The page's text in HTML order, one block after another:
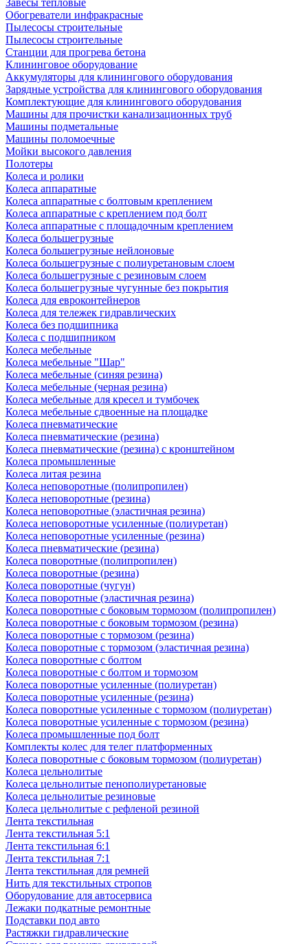
Завесы тепловые
Обогреватели инфракрасные
Пылесосы строительные
Пылесосы строительные
Станции для прогрева бетона
Клининговое оборудование
Аккумуляторы для клинингового оборудования
Зарядные устройства для клинингового оборудования
Комплектующие для клинингового оборудования
Машины для прочистки канализационных труб
Машины подметальные
Машины поломоечные
Мойки высокого давления
Полотеры
Колеса и ролики
Колеса аппаратные
Колеса аппаратные с болтовым креплением
Колеса аппаратные с креплением под болт
Колеса аппаратные с площадочным креплением
Колеса большегрузные
Колеса большегрузные нейлоновые
Колеса большегрузные с полиуретановым слоем
Колеса большегрузные с резиновым слоем
Колеса большегрузные чугунные без покрытия
Колеса для евроконтейнеров
Колеса для тележек гидравлических
Колеса без подшипника
Колеса с подшипником
Колеса мебельные
Колеса мебельные "Шар"
Колеса мебельные (синяя резина)
Колеса мебельные (черная резина)
Колеса мебельные для кресел и тумбочек
Колеса мебельные сдвоенные на площадке
Колеса пневматические
Колеса пневматические (резина)
Колеса пневматические (резина) с кронштейном
Колеса промышленные
Колеса литая резина
Колеса неповоротные (полипропилен)
Колеса неповоротные (резина)
Колеса неповоротные (эластичная резина)
Колеса неповоротные усиленные (полиуретан)
Колеса неповоротные усиленные (резина)
Колеса пневматические (резина)
Колеса поворотные (полипропилен)
Колеса поворотные (резина)
Колеса поворотные (чугун)
Колеса поворотные (эластичная резина)
Колеса поворотные c боковым тормозом (полипропилен)
Колеса поворотные c боковым тормозом (резина)
Колеса поворотные c тормозом (резина)
Колеса поворотные c тормозом (эластичная резина)
Колеса поворотные с болтом
Колеса поворотные с болтом и тормозом
Колеса поворотные усиленные (полиуретан)
Колеса поворотные усиленные (резина)
Колеса поворотные усиленные с тормозом (полиуретан)
Колеса поворотные усиленные с тормозом (резина)
Колеса промышленные под болт
Комплекты колес для телег платформенных
Колеса поворотные c боковым тормозом (полиуретан)
Колеса цельнолитые
Колеса цельнолитые пенополиуретановые
Колеса цельнолитые резиновые
Колеса цельнолитые с рефленой резиной
Лента текстильная
Лента текстильная 5:1
Лента текстильная 6:1
Лента текстильная 7:1
Лента текстильная для ремней
Нить для текстильных стропов
Оборудование для автосервиса
Лежаки подкатные ремонтные
Подставки под авто
Растяжки гидравлические